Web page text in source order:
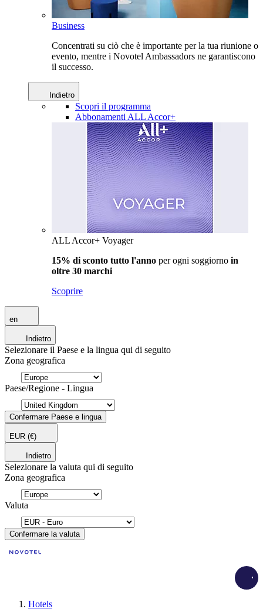
Business
Concentrati su ciò che è importante per la tua riunione o
evento, mentre i Novotel Ambassadors ne garantiscono
il successo.
Indietro
Scopri il programma
Abbonamenti ALL Accor+
ALL Accor+ Voyager
15% di sconto tutto l'anno per ogni soggiorno in
oltre 30 marchi
Scoprire
en
Indietro
Selezionare il Paese e la lingua qui di seguito
Zona geografica
Paese/Regione - Lingua
Confermare Paese e lingua
EUR (€)
Indietro
Selezionare la valuta qui di seguito
Zona geografica
Valuta
Confermare la valuta
Hotels